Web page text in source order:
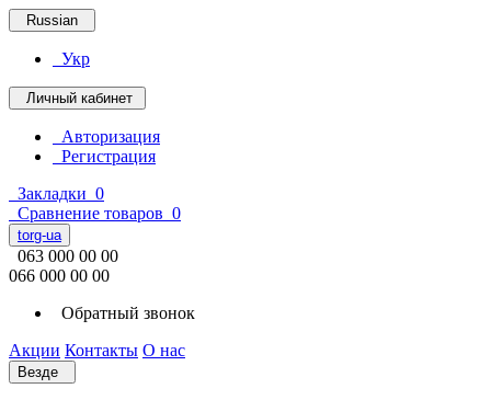
Russian
Укр
Личный кабинет
Авторизация
Регистрация
Закладки 0
Сравнение товаров 0
torg-ua
063 000 00 00
066 000 00 00
Обратный звонок
Акции Контакты О нас
Везде